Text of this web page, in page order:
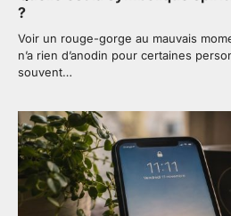
?
Voir un rouge-gorge au mauvais
n’a rien d’anodin pour certaines
souvent…